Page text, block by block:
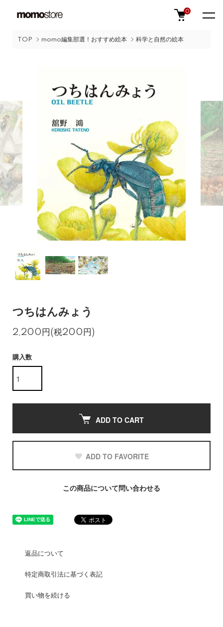
0
TOP momo編集部選！おすすめ絵本 科学と自然の絵本
つちはんみょう
2,200円(税200円)
購入数
ADD TO CART
ADD TO FAVORITE
この商品について問い合わせる
返品について
特定商取引法に基づく表記
買い物を続ける